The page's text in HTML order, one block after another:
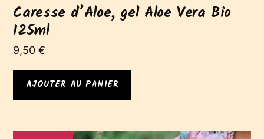
Caresse d’Aloe, gel Aloe Vera Bio
125ml
9,50€
AJOUTER AU PANIER